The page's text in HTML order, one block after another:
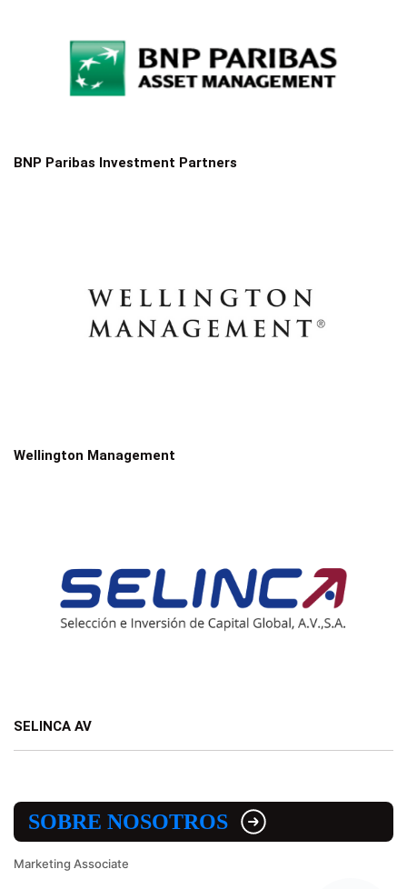
BNP Paribas Investment Partners
Wellington Management
SELINCA AV
SOBRE NOSOTROS
Marketing Associate